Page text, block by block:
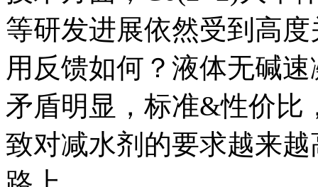
等研发进展依然受到高
用反馈如何？液体无碱
矛盾明显，标准&性价比
致对减水剂的要求越来